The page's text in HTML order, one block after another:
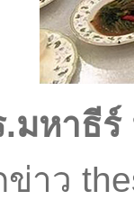
.มหาธี
าว